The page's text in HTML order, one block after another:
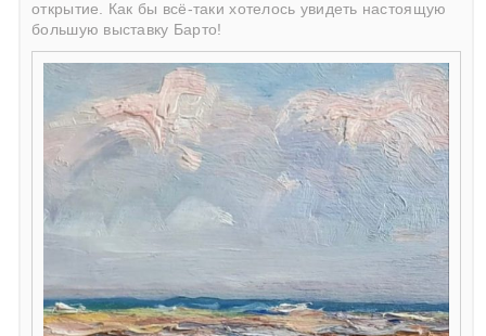
открытие. Как бы всё-таки хотелось увидеть настоящую
большую выставку Барто!